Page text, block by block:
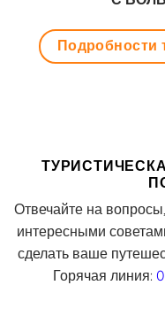
Подробности
Отвечайте на
интересными
сделать ваше
Горячая линия: